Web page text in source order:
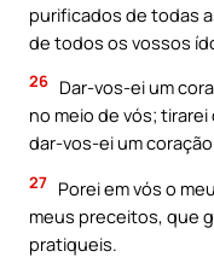
purificados de todas
de todos os vossos
26 Dar-vos-ei um
no meio de vós;
dar-vos-ei um
27 Porei em vós o
meus preceitos, que
pratiqueis.